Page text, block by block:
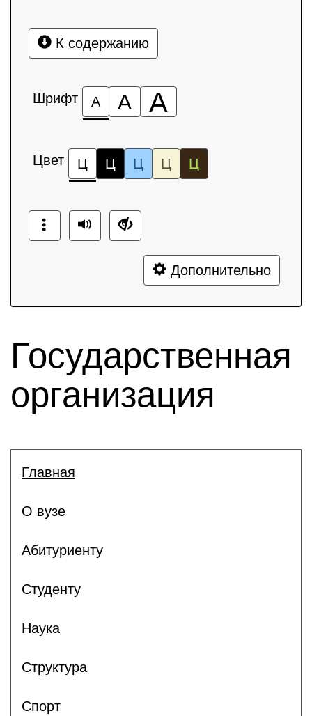
К содержанию
Шрифт А А А
Цвет Ц Ц Ц Ц Ц
Дополнительно
Государственная
организация
Главная
О вузе
Абитуриенту
Студенту
Наука
Структура
Спорт